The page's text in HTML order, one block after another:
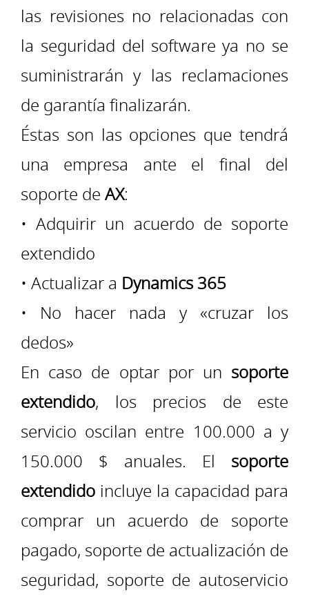
las revisiones no relacionadas con
la seguridad del software ya no se
suministrarán y las reclamaciones
de garantía finalizarán.
Éstas son las opciones que tendrá
una empresa ante el final del
soporte deAX:
• Adquirir un acuerdo de soporte
extendido
• Actualizar a Dynamics 365
• No hacer nada y «cruzar los
dedos»
En caso de optar por un soporte
extendido, los precios de este
servicio oscilan entre 100.000 a y
150.000 $ anuales. El soporte
extendido incluye la capacidad para
comprar un acuerdo de soporte
pagado, soporte de actualización de
seguridad, soporte de autoservicio